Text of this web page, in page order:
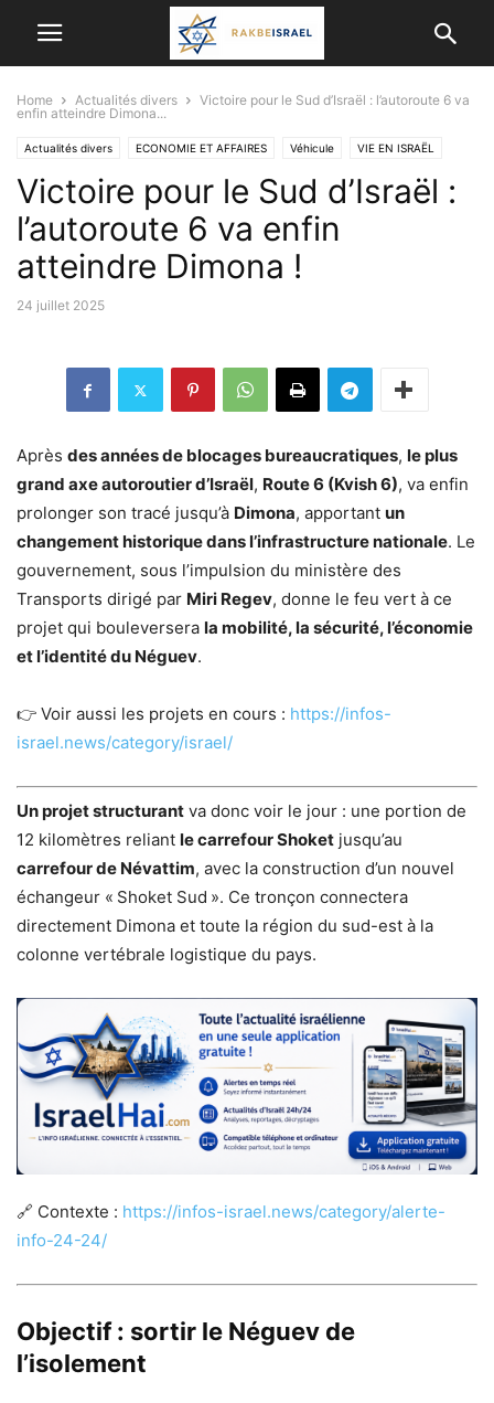
Home Actualités divers
Victoire pour le Sud d’Israël : l’autoroute 6 va
enfin atteindre Dimona...
Actualités divers ECONOMIE ET ​​AFFAIRES Véhicule VIE EN ISRAËL
Victoire pour le Sud d’Israël :
l’autoroute 6 va enfin
atteindre Dimona !
24 juillet 2025
Après des années de blocages bureaucratiques, le plus
grand axe autoroutier d’Israël, Route 6 (Kvish 6), va enfin
prolonger son tracé jusqu’à Dimona, apportant un
changement historique dans l’infrastructure nationale. Le
gouvernement, sous l’impulsion du ministère des
Transports dirigé par Miri Regev, donne le feu vert à ce
projet qui bouleversera la mobilité, la sécurité, l’économie
et l’identité du Néguev.
👉 Voir aussi les projets en cours : https://infos-
israel.news/category/israel/
Un projet structurant va donc voir le jour : une portion de
12 kilomètres reliant le carrefour Shoket jusqu’au
carrefour de Névattim, avec la construction d’un nouvel
échangeur « Shoket Sud ». Ce tronçon connectera
directement Dimona et toute la région du sud-est à la
colonne vertébrale logistique du pays.
🔗 Contexte : https://infos-israel.news/category/alerte-
info-24-24/
Objectif : sortir le Néguev de
l’isolement